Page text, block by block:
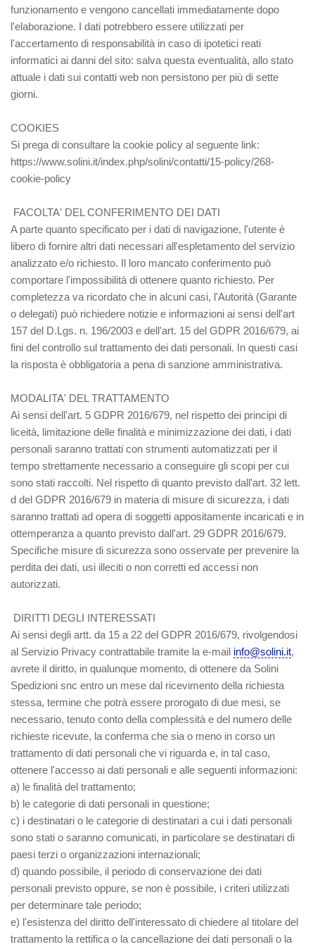
funzionamento e vengono cancellati immediatamente dopo
l'elaborazione. I dati potrebbero essere utilizzati per
l'accertamento di responsabilità in caso di ipotetici reati
informatici ai danni del sito: salva questa eventualità, allo stato
attuale i dati sui contatti web non persistono per più di sette
giorni.
COOKIES
Si prega di consultare la cookie policy al seguente link:
https://www.solini.it/index.php/solini/contatti/15-policy/268-
cookie-policy
FACOLTA' DEL CONFERIMENTO DEI DATI
A parte quanto specificato per i dati di navigazione, l'utente è
libero di fornire altri dati necessari all'espletamento del servizio
analizzato e/o richiesto. Il loro mancato conferimento può
comportare l'impossibilità di ottenere quanto richiesto. Per
completezza va ricordato che in alcuni casi, l'Autorità (Garante
o delegati) può richiedere notizie e informazioni ai sensi dell'art
157 del D.Lgs. n. 196/2003 e dell'art. 15 del GDPR 2016/679, ai
fini del controllo sul trattamento dei dati personali. In questi casi
la risposta è obbligatoria a pena di sanzione amministrativa.
MODALITA' DEL TRATTAMENTO
Ai sensi dell'art. 5 GDPR 2016/679, nel rispetto dei principi di
liceità, limitazione delle finalità e minimizzazione dei dati, i dati
personali saranno trattati con strumenti automatizzati per il
tempo strettamente necessario a conseguire gli scopi per cui
sono stati raccolti. Nel rispetto di quanto previsto dall'art. 32 lett.
d del GDPR 2016/679 in materia di misure di sicurezza, i dati
saranno trattati ad opera di soggetti appositamente incaricati e in
ottemperanza a quanto previsto dall'art. 29 GDPR 2016/679.
Specifiche misure di sicurezza sono osservate per prevenire la
perdita dei dati, usi illeciti o non corretti ed accessi non
autorizzati.
DIRITTI DEGLI INTERESSATI
Ai sensi degli artt. da 15 a 22 del GDPR 2016/679, rivolgendosi
al Servizio Privacy contrattabile tramite la e-mail info@solini.it,
avrete il diritto, in qualunque momento, di ottenere da Solini
Spedizioni snc entro un mese dal ricevimento della richiesta
stessa, termine che potrà essere prorogato di due mesi, se
necessario, tenuto conto della complessità e del numero delle
richieste ricevute, la conferma che sia o meno in corso un
trattamento di dati personali che vi riguarda e, in tal caso,
ottenere l'accesso ai dati personali e alle seguenti informazioni:
a) le finalità del trattamento;
b) le categorie di dati personali in questione;
c) i destinatari o le categorie di destinatari a cui i dati personali
sono stati o saranno comunicati, in particolare se destinatari di
paesi terzi o organizzazioni internazionali;
d) quando possibile, il periodo di conservazione dei dati
personali previsto oppure, se non è possibile, i criteri utilizzati
per determinare tale periodo;
e) l'esistenza del diritto dell'interessato di chiedere al titolare del
trattamento la rettifica o la cancellazione dei dati personali o la